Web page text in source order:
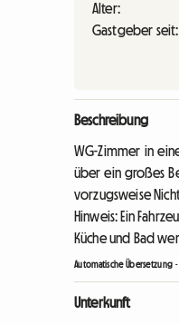
Alter:
Gastgeber seit:
Beschreibung
WG-Zimmer in
über ein großes
vorzugsweise
Hinweis: Ein
Küche und Bad
Automatische Übersetzung -
Unterkunft